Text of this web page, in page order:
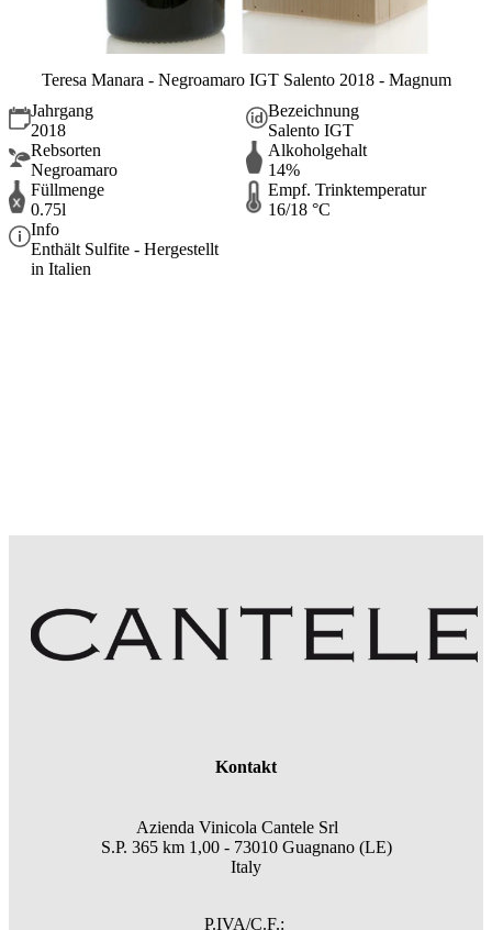
Teresa Manara - Negroamaro IGT Salento 2018 - Magnum
Jahrgang
2018
Bezeichnung
Salento IGT
Rebsorten
Negroamaro
Alkoholgehalt
14%
Füllmenge
0.75l
Empf. Trinktemperatur
16/18 °C
Info
Enthält Sulfite - Hergestellt
in Italien
Kontakt
Azienda Vinicola Cantele Srl
S.P. 365 km 1,00 - 73010 Guagnano (LE)
Italy
P.IVA/C.F.: